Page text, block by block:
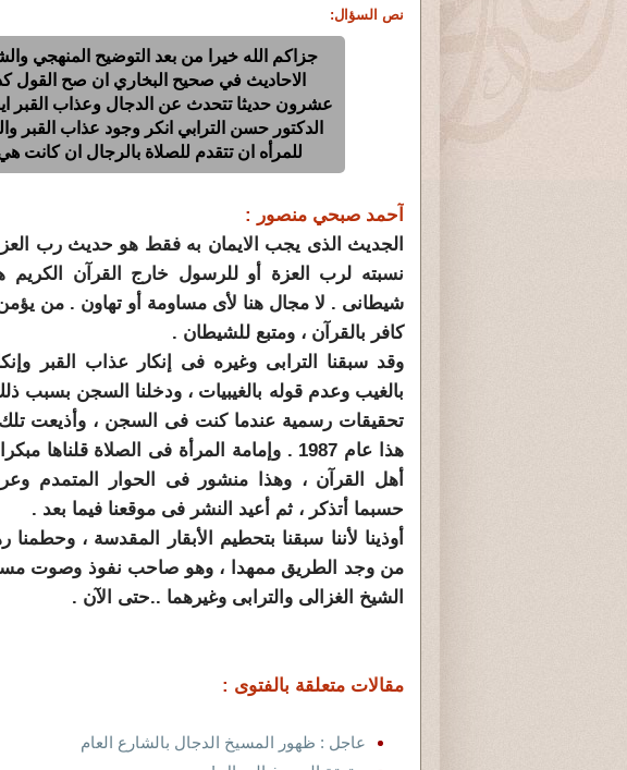
نص السؤال:
جزاكم الله خيرا من بعد التوضيح المنهجي
الاحاديث في صحيح البخاري ان صح القول
عشرون حديثا تتحدث عن الدجال وعذاب القبر
الدكتور حسن الترابي انكر وجود عذاب القبر
للمرأه ان تتقدم للصلاة بالرجال ان كانت
آحمد صبحي منصور :
الجديث الذى يجب الايمان به فقط هو حديث رب
نسبته لرب العزة أو للرسول خارج القرآن
شيطانى . لا مجال هنا لأى مساومة أو تهاون . من
كافر بالقرآن ، ومتبع للشيطان .
وقد سبقنا الترابى وغيره فى إنكار عذاب القبر
بالغيب وعدم قوله بالغيبيات ، ودخلنا السجن بسبب
تحقيقات رسمية عندما كنت فى السجن ، وأذيعت تلك
أهل القرآن ، وهذا منشور فى الحوار المتمدم
حسبما أتذكر ، ثم أعيد النشر فى موقعنا فيما بعد .
أوذينا لأننا سبقنا بتحطيم الأبقار المقدسة ، وحطمنا
من وجد الطريق ممهدا ، وهو صاحب نفوذ وصوت
الشيخ الغزالى والترابى وغيرهما ..حتى الآن .
مقالات متعلقة بالفتوى :
عاجل : ظهور المسيخ الدجال بالشارع العام